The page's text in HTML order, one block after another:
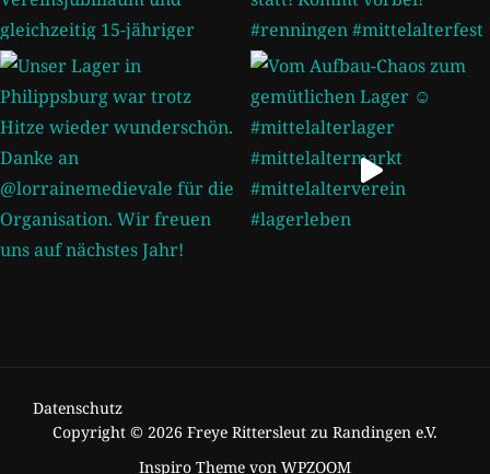
Datenschutz
Copyright © 2026 Freye Rittersleut zu Randingen e.V.
Inspiro Theme von WPZOOM